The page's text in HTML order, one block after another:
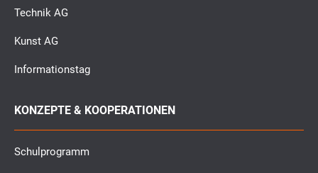
Technik AG
Kunst AG
Informationstag
KONZEPTE & KOOPERATIONEN
Schulprogramm